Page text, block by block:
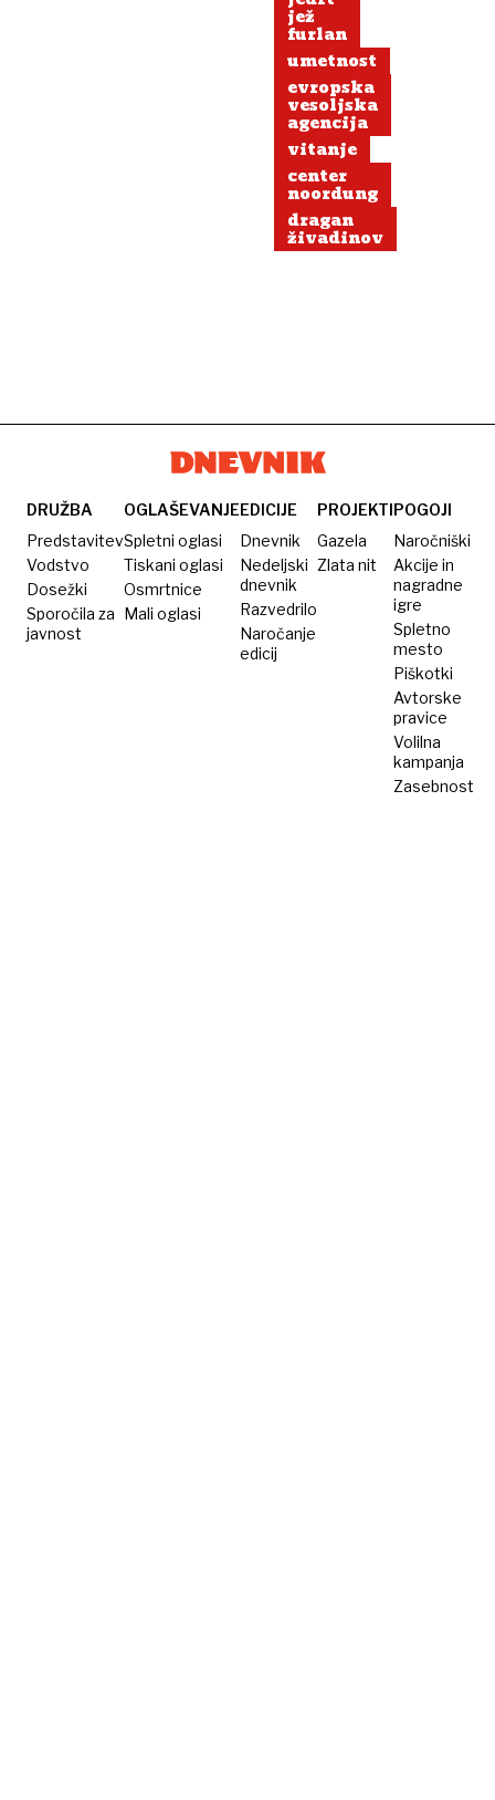
jež
furlan
umetnost
evropska
vesoljska
agencija
vitanje
center
noordung
dragan
živadinov
DRUŽBA
Predstavitev
Vodstvo
Dosežki
Sporočila za
javnost
OGLAŠEVANJE
Spletni oglasi
Tiskani oglasi
Osmrtnice
Mali oglasi
EDICIJE
Dnevnik
Nedeljski
dnevnik
Razvedrilo
Naročanje
edicij
PROJEKTI
Gazela
Zlata nit
POGOJI
Naročniški
Akcije in
nagradne
igre
Spletno
mesto
Piškotki
Avtorske
pravice
Volilna
kampanja
Zasebnost